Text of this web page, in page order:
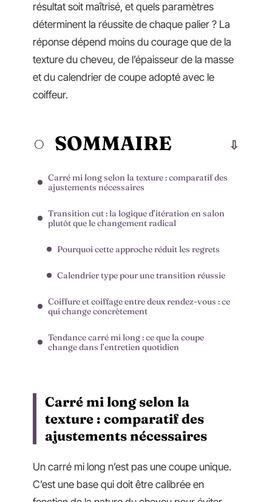
résultat soit maîtrisé, et quels paramètres
déterminent la réussite de chaque palier ? La
réponse dépend moins du courage que de la
texture du cheveu, de l’épaisseur de la masse
et du calendrier de coupe adopté avec le
coiffeur.
SOMMAIRE
Carré mi long selon la texture : comparatif des
ajustements nécessaires
Transition cut : la logique d’itération en salon
plutôt que le changement radical
Pourquoi cette approche réduit les regrets
Calendrier type pour une transition réussie
Coiffure et coiffage entre deux rendez-vous : ce
qui change concrètement
Tendance carré mi long : ce que la coupe
change dans l’entretien quotidien
Carré mi long selon la
texture : comparatif des
ajustements nécessaires
Un carré mi long n’est pas une coupe unique.
C’est une base qui doit être calibrée en